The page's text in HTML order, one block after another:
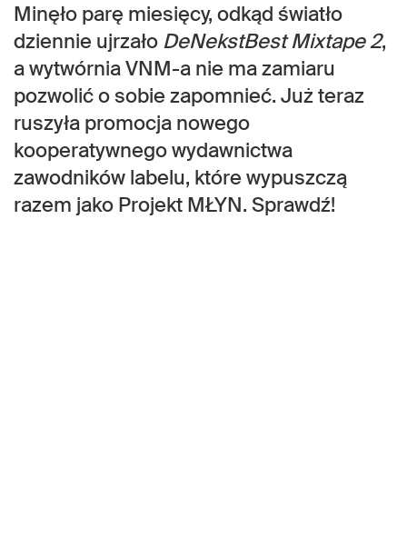
Minęło parę miesięcy, odkąd światło
dziennie ujrzało DeNekstBest Mixtape 2,
a wytwórnia VNM-a nie ma zamiaru
pozwolić o sobie zapomnieć. Już teraz
ruszyła promocja nowego
kooperatywnego wydawnictwa
zawodników labelu, które wypuszczą
razem jako Projekt MŁYN. Sprawdź!